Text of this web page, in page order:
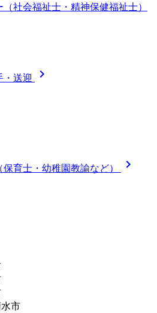
社会福祉士・精神保健福祉士）
・送迎 
育士・幼稚園教諭など） 
市